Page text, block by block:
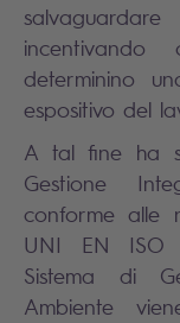
determinino
espositivo del
A tal fine ha
Gestione
conforme alle
UNI EN ISO
Sistema di
Ambiente